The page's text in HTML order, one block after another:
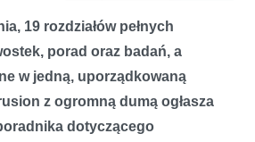
Hydro prezentuje kompendium
19 rozdziałów pełnych
porad oraz badań, a
w jedną, uporządkowaną
z ogromną dumą ogłasza
dotyczącego